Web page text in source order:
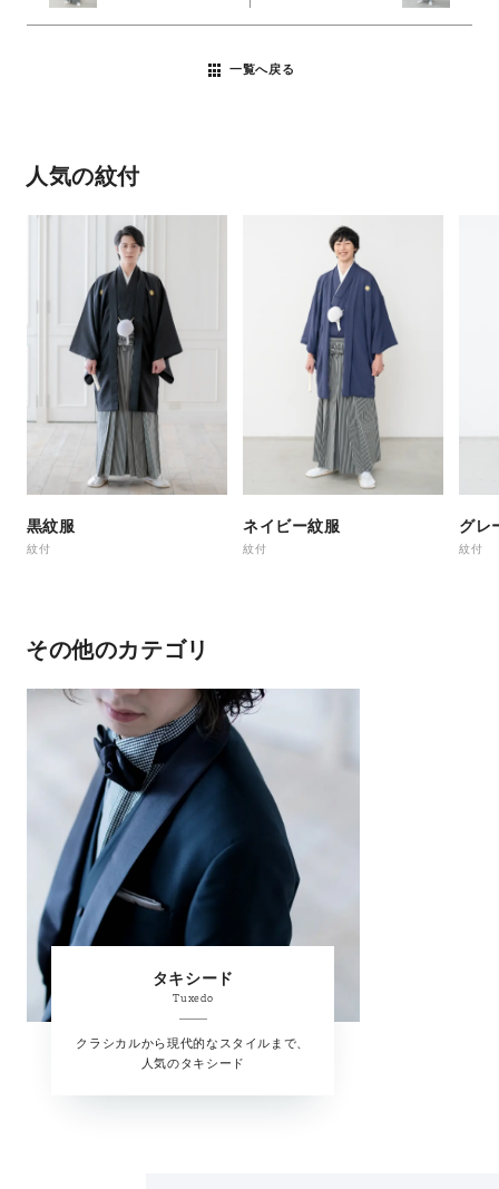
一覧へ戻る
人気の紋付
黒紋服
紋付
ネイビー紋服
紋付
グレ
紋付
その他のカテゴリ
タキシード
Tuxedo
クラシカルから現代的なスタイルまで、
人気のタキシード